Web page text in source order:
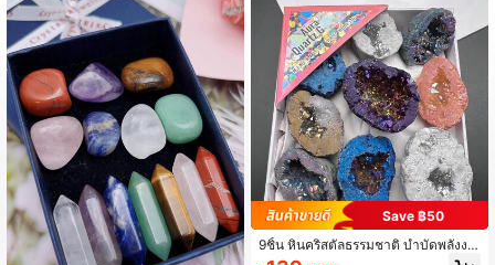
Save ฿50
9ชิ้น หินคริสตัลธรรมชาติ บำบัดพลังงา
น ควอตซ์ จีโอด อาเกต คลัสเตอร์ หินดิ